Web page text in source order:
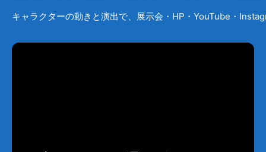
キャラクターの動きと演出で、展示会・HP・YouTube・